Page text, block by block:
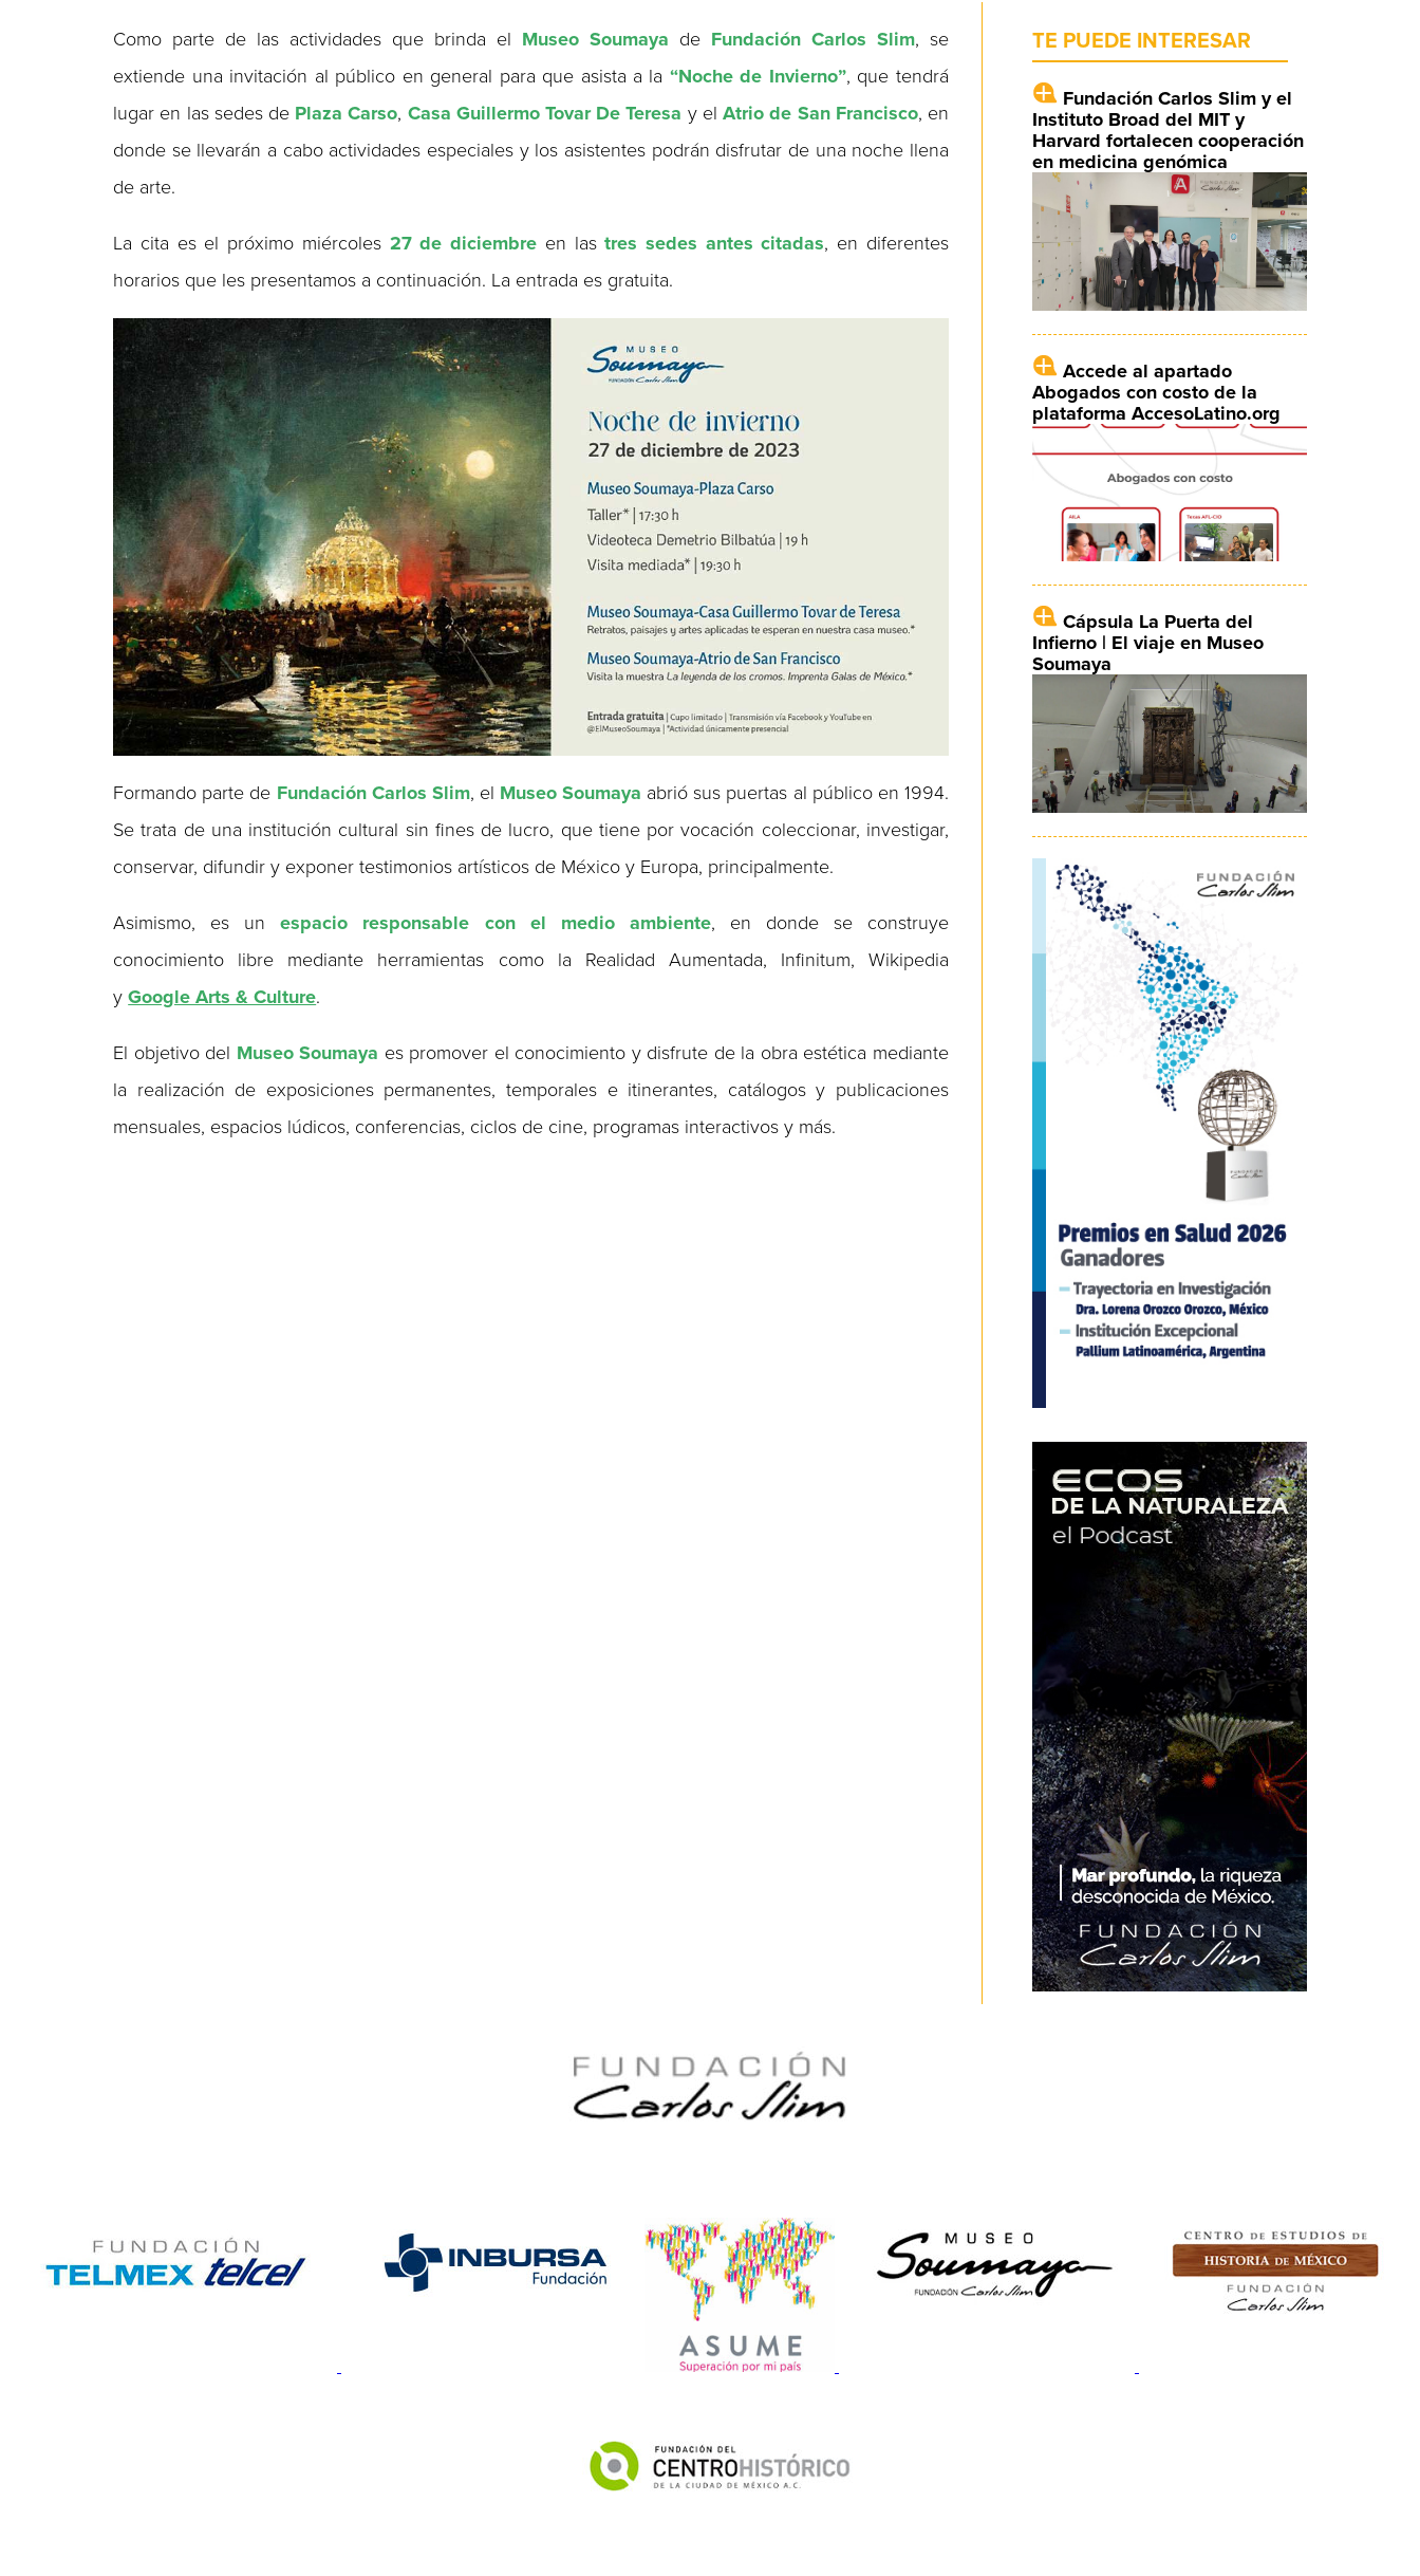
Como parte de las actividades que brinda el Museo Soumaya de Fundación Carlos Slim, se
extiende una invitación al público en general para que asista a la “Noche de Invierno”, que tendrá
lugar en las sedes de Plaza Carso, Casa Guillermo Tovar De Teresa y elAtrio de San Francisco, en
donde se llevarán a cabo actividades especiales y los asistentes podrán disfrutar de una noche llena
de arte.
La cita es el próximo miércoles 27 de diciembre en lastres sedes antes citadas, en diferentes
horarios que les presentamos a continuación. La entrada es gratuita.
Formando parte de Fundación Carlos Slim, el Museo Soumaya abrió sus puertas al público en 1994.
Se trata de una institución cultural sin fines de lucro, que tiene por vocación coleccionar, investigar,
conservar, difundir y exponer testimonios artísticos de México y Europa, principalmente.
Asimismo, es unespacio responsable con el medio ambiente, en donde se construye
conocimiento libre mediante herramientas como la Realidad Aumentada, Infinitum, Wikipedia
yGoogle Arts & Culture.
El objetivo del Museo Soumaya es promover el conocimiento y disfrute de la obra estética mediante
la realización de exposiciones permanentes, temporales e itinerantes, catálogos y publicaciones
mensuales, espacios lúdicos, conferencias, ciclos de cine, programas interactivos y más.
TE PUEDE INTERESAR
Fundación Carlos Slim y el
Instituto Broad del MIT y
Harvard fortalecen cooperación
en medicina genómica
Accede al apartado
Abogados con costo de la
plataforma AccesoLatino.org
Cápsula La Puerta del
Infierno | El viaje en Museo
Soumaya